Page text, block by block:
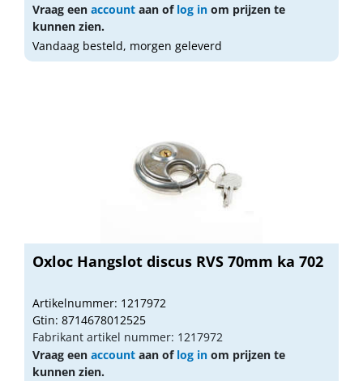
Vraag een account aan of log in om prijzen te
kunnen zien.
Vandaag besteld, morgen geleverd
Oxloc Hangslot discus RVS 70mm ka 702
Artikelnummer: 1217972
Gtin: 8714678012525
Fabrikant artikel nummer: 1217972
Vraag een account aan of log in om prijzen te
kunnen zien.